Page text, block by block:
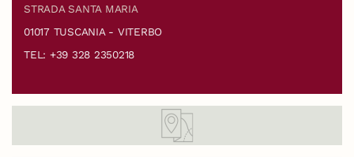
STRADA SANTA MARIA
01017 TUSCANIA - VITERBO
TEL: +39 328 2350218